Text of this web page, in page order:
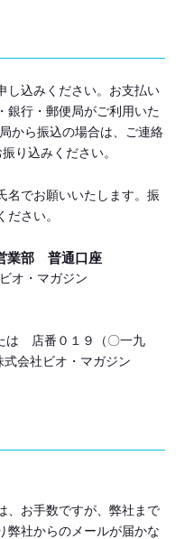
し込みください。お支払い
銀行・郵便局がご利用いた
から振込の場合は、ご連絡
り込みください。
名でお願いいたします。振
さい。
業部 普通口座
オ・マガジン
は 店番０１９（〇一九
会社ビオ・マガジン
、お手数ですが、弊社まで
弊社からのメールが届かな